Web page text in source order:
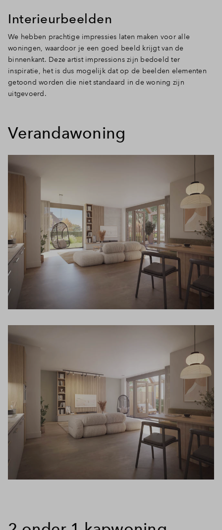
Interieurbeelden
We hebben prachtige impressies laten maken voor alle
woningen, waardoor je een goed beeld krijgt van de
binnenkant. Deze artist impressions zijn bedoeld ter
inspiratie, het is dus mogelijk dat op de beelden elementen
getoond worden die niet standaard in de woning zijn
uitgevoerd.
Verandawoning